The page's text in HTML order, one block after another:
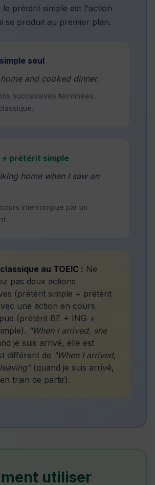
prétérit simple est l'action
se produit au premier plan.
seul
and cooked dinner.
successives terminées.
+ prétérit simple
home when I saw an
interrompue par un
au TOEIC : Ne
pas deux actions
(prétérit simple + prétérit
une action en cours
(prétérit BE + ING +
"When I arrived, she
je suis arrivé, elle est
différent de "When I arrived,
(quand je suis arrivé,
train de partir).
utiliser